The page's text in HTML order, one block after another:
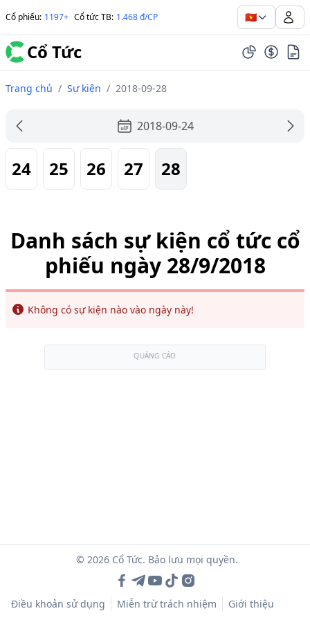
Cổ phiếu: 1197+ Cổ tức TB: 1.468 đ/CP 🇻🇳
Cổ Tức
Trang chủ / Sự kiện / 2018-09-28
2018-09-24
24 25 26 27 28
Danh sách sự kiện cổ tức cổ
phiếu ngày 28/9/2018
Info
Không có sự kiện nào vào ngày này!
QUẢNG CÁO
© 2026 Cổ Tức. Bảo lưu mọi quyền.
Điều khoản sử dụng Miễn trừ trách nhiệm Giới thiệu